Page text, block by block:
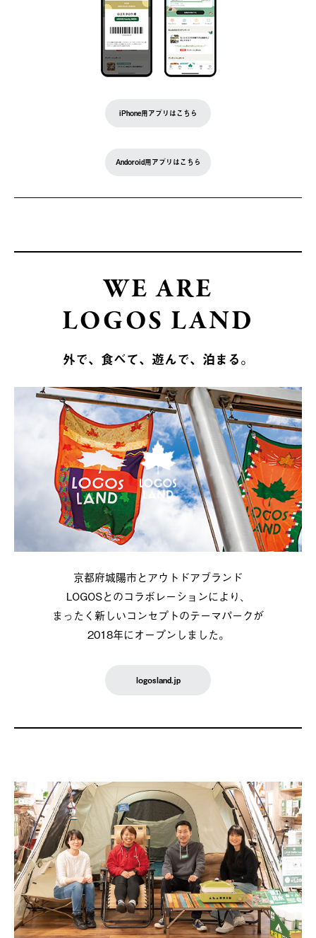
iPhone用アプリはこちら
Andoroid用アプリはこちら
WE ARE
LOGOS LAND
外で、食べて、遊んで、泊まる。
京都府城陽市とアウトドアブランド
LOGOSとのコラボレーションにより、
まったく新しいコンセプトのテーマパークが
2018年にオープンしました。
logosland.jp